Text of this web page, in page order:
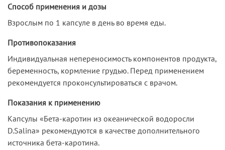
Способ применения и дозы
Взрослым по 1 капсуле в день во время еды.
Противопоказания
Индивидуальная непереносимость компонентов продукта,
беременность, кормление грудью. Перед применением
рекомендуется проконсультироваться с врачом.
Показания к применению
Капсулы «Бета-каротин из океанической водоросли
D.Salina» рекомендуются в качестве дополнительного
источника бета-каротина.